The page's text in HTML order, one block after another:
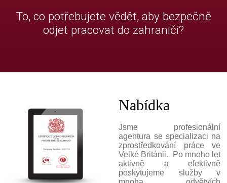
To, co potřebujete vědět, aby bezpečně
odjet pracovat do zahraničí?
Nabídka
Jsme profesionální
agentura se specializaci na
zprostředkování práce ve
Velké Británii. Po mnoho let
aktivně a efektivně
poskytujeme služby v